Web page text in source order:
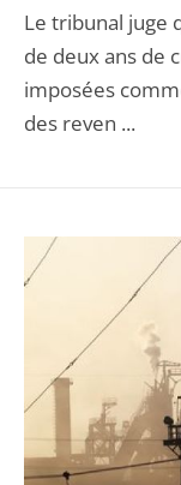
Le tribunal juge
de deux ans de
imposées
des reven ...